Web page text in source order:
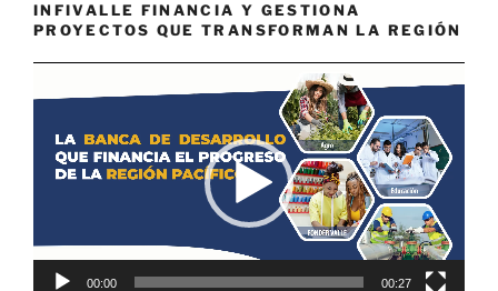
INFIVALLE FINANCIA Y GESTIONA
PROYECTOS QUE TRANSFORMAN LA REGIÓN
de
00:00 00:27